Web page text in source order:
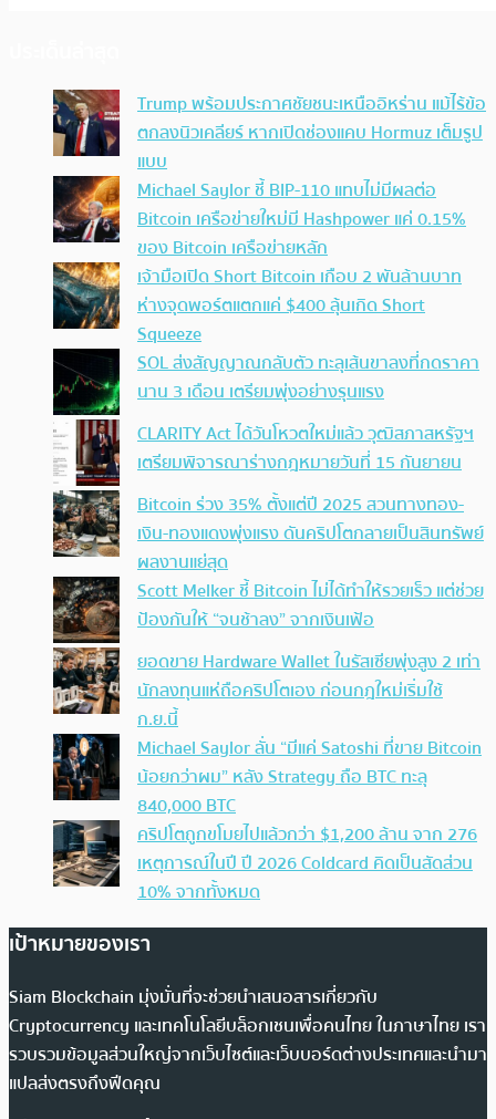
Trump พร้อมประกาศชัยชนะเหนืออิหร่าน แม้ไร้ข้อ
ตกลงนิวเคลียร์ หากเปิดช่องแคบ Hormuz เต็มรูป
แบบ
Michael Saylor ชี้ BIP-110 แทบไม่มีผลต่อ
Bitcoin เครือข่ายใหม่มี Hashpower แค่ 0.15%
ของ Bitcoin เครือข่ายหลัก
เจ้ามือเปิด Short Bitcoin เกือบ 2 พันล้านบาท
ห่างจุดพอร์ตแตกแค่ $400 ลุ้นเกิด Short
Squeeze
SOL ส่งสัญญาณกลับตัว ทะลุเส้นขาลงที่กดราคา
นาน 3 เดือน เตรียมพุ่งอย่างรุนแรง
CLARITY Act ได้วันโหวตใหม่แล้ว วุฒิสภาสหรัฐฯ
เตรียมพิจารณาร่างกฎหมายวันที่ 15 กันยายน
Bitcoin ร่วง 35% ตั้งแต่ปี 2025 สวนทางทอง-
เงิน-ทองแดงพุ่งแรง ดันคริปโตกลายเป็นสินทรัพย์
ผลงานแย่สุด
Scott Melker ชี้ Bitcoin ไม่ได้ทำให้รวยเร็ว แต่ช่วย
ป้องกันให้ “จนช้าลง” จากเงินเฟ้อ
ยอดขาย Hardware Wallet ในรัสเซียพุ่งสูง 2 เท่า
นักลงทุนแห่ถือคริปโตเอง ก่อนกฎใหม่เริ่มใช้
ก.ย.นี้
Michael Saylor ลั่น “มีแค่ Satoshi ที่ขาย Bitcoin
น้อยกว่าผม” หลัง Strategy ถือ BTC ทะลุ
840,000 BTC
คริปโตถูกขโมยไปแล้วกว่า $1,200 ล้าน จาก 276
เหตุการณ์ในปี ปี 2026 Coldcard คิดเป็นสัดส่วน
10% จากทั้งหมด
เป้าหมายของเรา
Siam Blockchain มุ่งมั่นที่จะช่วยนำเสนอสารเกี่ยวกับ
Cryptocurrency และเทคโนโลยีบล็อกเชนเพื่อคนไทย ในภาษาไทย เรา
รวบรวมข้อมูลส่วนใหญ่จากเว็บไซต์และเว็บบอร์ดต่างประเทศและนำมา
แปลส่งตรงถึงฟีดคุณ